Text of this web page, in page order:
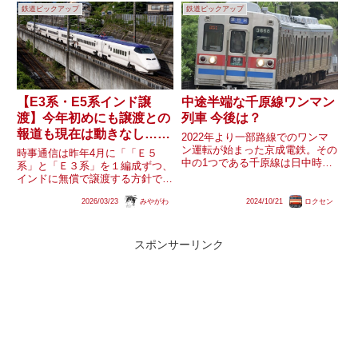
はイメージの刷新・快適性の向
上・GX化を目的とし、高頻度運
行...
ながら細々と活躍するE501系で
すが、常磐線での運用...
鉄道ピックアップ
【E3系・E5系インド譲
渡】今年初めにも譲渡との
報道も現在は動きなし…今
後は？
時事通信は昨年4月に「「Ｅ５
系」と「Ｅ３系」を１編成ずつ、
インドに無償で譲渡する方針であ
で分かった。車両に検測装置を搭
ろ、カタL67編成が新潟に回送さ
2026/03/23 みやがわ
鉄道ピックアップ
中途半端な千原線ワンマン
列車 今後は？
2022年より一部路線でのワンマ
ン運転が始まった京成電鉄。その
中の1つである千原線は日中時間
マン列車が混在する運行体系とな
2024/10/21 ロクセン
スポンサーリンク